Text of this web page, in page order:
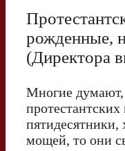
рожденные,
(Директора
Многие думают,
пятидесятники,
мощей, то они